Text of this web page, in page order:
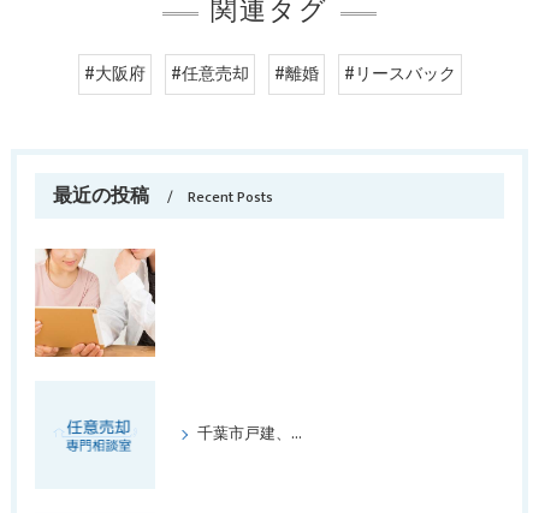
関連タグ
#大阪府 #任意売却 #離婚 #リースバック
最近の投稿 Recent Posts
千葉市戸建、オバーローン、偽造審査申し込み後の任意売却